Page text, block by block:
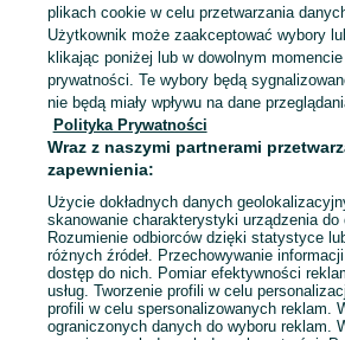
Mapa kategorii
Mapa miejscowości
Mapa ministron
Popularne wyszukiwania
plikach cookie w celu przetwarzania
Użytkownik może zaakceptować wybory
klikając poniżej lub w dowolnym
prywatności. Te wybory będą
nie będą miały wpływu na dane
Polityka Prywatności
Wraz z naszymi partnerami
zapewnienia:
Użycie dokładnych danych
skanowanie charakterystyki urządzenia
Rozumienie odbiorców dzięki statystyce
różnych źródeł. Przechowywanie
dostęp do nich. Pomiar efektywności
usług. Tworzenie profili w celu
profili w celu spersonalizowanych reklam.
ograniczonych danych do wyboru reklam.